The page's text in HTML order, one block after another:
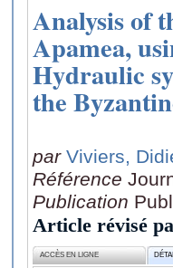
Analysis of
Apamea,
Hydraulic
the
par Viviers,
Référence
Publication
Article révisé
ACCÈS EN LIGNE